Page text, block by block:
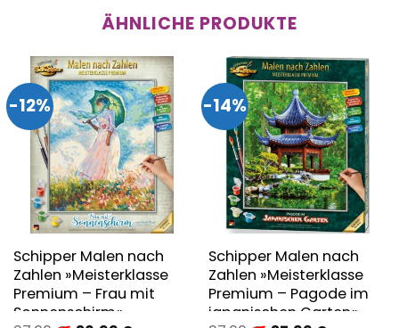
ÄHNLICHE PRODUKTE
-12%
Schipper Malen nach
Zahlen »Meisterklasse
Premium – Frau mit
Sonnenschirm«
-14%
Schipper Malen nach
Zahlen »Meisterklasse
Premium – Pagode im
japanischen Garten«